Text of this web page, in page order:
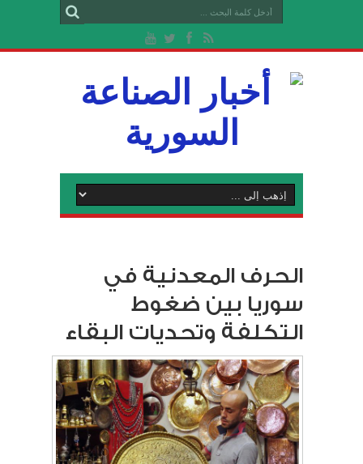
الحرف المعدنية في
سوريا بين ضغوط
التكلفة وتحديات البقاء